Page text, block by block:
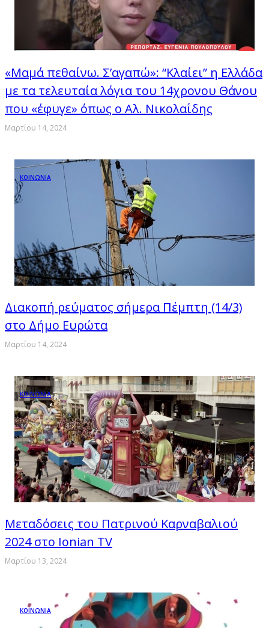
«Μαμά πεθαίνω. Σ’αγαπώ»: “Κλαίει” η Ελλάδα
με τα τελευταία λόγια του 14χρονου Θάνου
που «έφυγε» όπως ο Αλ. Νικολαΐδης
Μαρτίου 14, 2024
ΚΟΙΝΩΝΙΑ
Διακοπή ρεύματος σήμερα Πέμπτη (14/3)
στο Δήμο Ευρώτα
Μαρτίου 14, 2024
ΚΟΙΝΩΝΙΑ
Μεταδόσεις του Πατρινού Καρναβαλιού
2024 στο Ionian TV
Μαρτίου 13, 2024
ΚΟΙΝΩΝΙΑ